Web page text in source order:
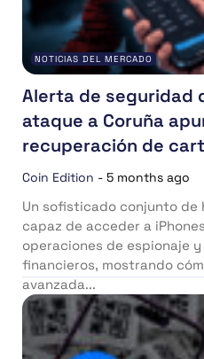
NOTICIAS DEL MERCADO
Alerta de seguridad
ataque a Coruña
recuperación de
Coin Edition - 5 months ago
Un sofisticado conjunto de
capaz de acceder a
operaciones de espionaje
financieros, mostrando
avanzada...